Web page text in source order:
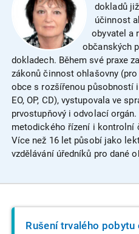
dokladů
účinnost
obyvatel a
občanských
dokladech. Během své praxe
zákonů činnost ohlašovny
obce s rozšířenou působností
EO, OP, CD), vystupovala ve
prvostupňový i odvolací
metodického řízení i kontrolní
Více než 16 let působí jako
vzdělávání úředníků pro dané
Rušení trvalého pobytu